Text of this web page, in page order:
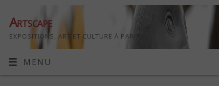
Artscape
EXPOSITIONS, ART ET CULTURE À PARIS
MENU